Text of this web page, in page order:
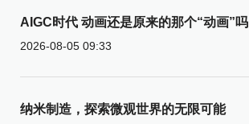
AIGC时代 动画还是原来的那个“动画”吗
2026-08-05 09:33
纳米制造，探索微观世界的无限可能